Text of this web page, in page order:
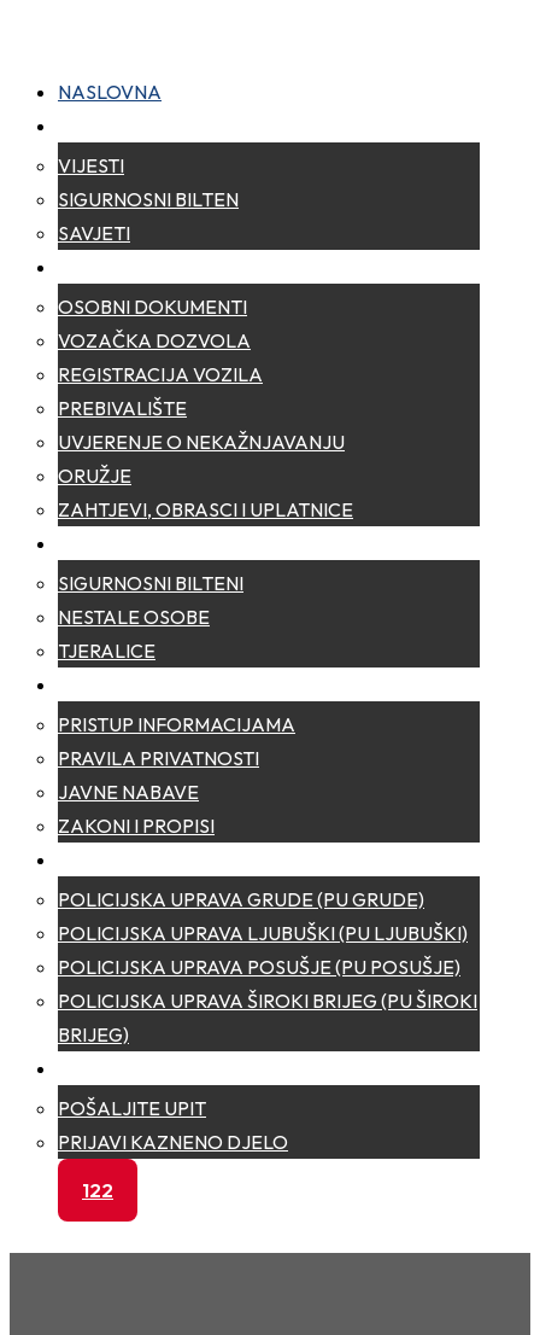
NASLOVNA
VIJESTI
SIGURNOSNI BILTEN
SAVJETI
OSOBNI DOKUMENTI
VOZAČKA DOZVOLA
REGISTRACIJA VOZILA
PREBIVALIŠTE
UVJERENJE O NEKAŽNJAVANJU
ORUŽJE
ZAHTJEVI, OBRASCI I UPLATNICE
SIGURNOSNI BILTENI
NESTALE OSOBE
TJERALICE
PRISTUP INFORMACIJAMA
PRAVILA PRIVATNOSTI
JAVNE NABAVE
ZAKONI I PROPISI
POLICIJSKA UPRAVA GRUDE (PU GRUDE)
POLICIJSKA UPRAVA LJUBUŠKI (PU LJUBUŠKI)
POLICIJSKA UPRAVA POSUŠJE (PU POSUŠJE)
POLICIJSKA UPRAVA ŠIROKI BRIJEG (PU ŠIROKI
BRIJEG)
POŠALJITE UPIT
PRIJAVI KAZNENO DJELO
122